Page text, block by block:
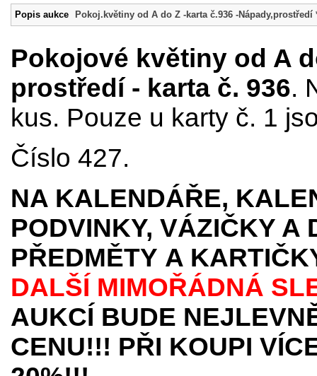
Popis aukce Pokoj.květiny od A do Z -karta č.936 -Nápady,prostředí
Pokojové květiny od A
prostředí - karta č. 936.
kus. Pouze u karty č. 1
Číslo 427.
NA KALENDÁŘE,
PODVINKY, VÁZIČKY A
PŘEDMĚTY A
DALŠÍ MIMOŘÁDNÁ
AUKCÍ BUDE
CENU!!! PŘI KOUPI